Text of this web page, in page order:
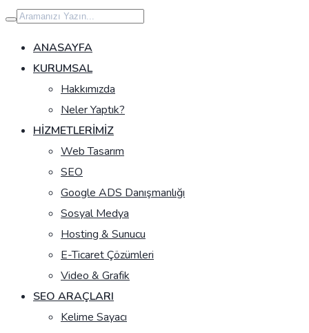
İçeriğe
geç
ANASAYFA
KURUMSAL
Hakkımızda
Neler Yaptık?
HIZMETLERIMIZ
Web Tasarım
SEO
Google ADS Danışmanlığı
Sosyal Medya
Hosting & Sunucu
E-Ticaret Çözümleri
Video & Grafik
SEO ARAÇLARI
Kelime Sayacı